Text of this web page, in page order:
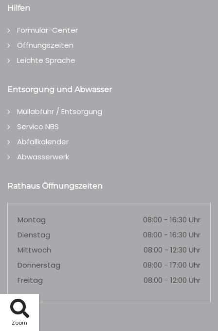
Zoom
Hilfen
Formular-Center
Öffnungszeiten
Leichte Sprache
Entsorgung und Abwasser
Müllabfuhr / Entsorgung
Service NBS
Abfallkalender
Abwasserwerk
Rathaus Öffnungszeiten
Montag
08:00 - 16:30 Uhr
Dienstag
08:00 - 16:30 Uhr
Mittwoch
08:00 - 12:30 Uhr
Donnerstag
08:00 - 17:00 Uhr
Freitag
08:00 - 12:00 Uhr